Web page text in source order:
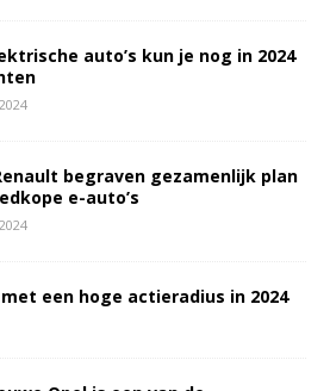
auto’s kun je nog in 2024
begraven gezamenlijk plan
e-auto’s
met een hoge actieradius in 2024